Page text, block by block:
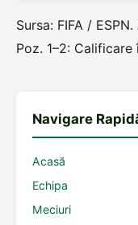
Sursa: FIFA /
Poz. 1–2:
Navigare
Acasă
Echipa
Meciuri